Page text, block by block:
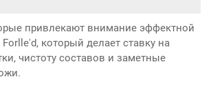
привлекают внимание эффектной
который делает ставку на
чистоту составов и заметные